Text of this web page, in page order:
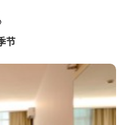
节